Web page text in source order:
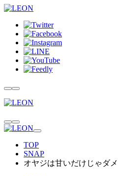
TOP
SNAP
オヤジは甘いだけじゃダメ